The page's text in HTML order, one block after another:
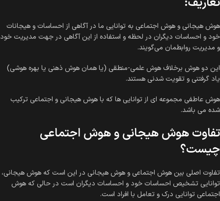
هوش هیجانی و هوش اجتماعی به توانایی ما در آگاهی از احساسات و هیجانات
خود و احساسات دیگران در لحظه و استفاده از این آگاهی در جهت مدیریت خود
و مدیریت روابطمان می‌گویند.
این دو هوش برخلاف هوش علمی-منطقی (یا همان هوش ذهنی یا بهره هوشی)
یاد گرفتنی و تقویت شدنی هستند.
هوش عاطفی مجموعه ای از توانایی ها که با هوش هیجانی و اجتماعی ترکیب
شده می باشد.
تفاوتهوش هیجانیوهوش اجتماعی
چیست؟
تفاوت اصلی بین هوش اجتماعی و هوش هیجانی در این است که هوش هیجانی،
توانایی تشخیص احساسات خود و احساسات دیگران است در حالی که هوش
اجتماعی توانایی درک و تعامل با افراد است.